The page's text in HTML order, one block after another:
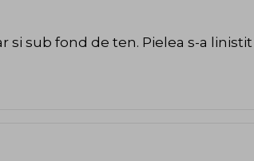
si sub fond de ten. Pielea s-a